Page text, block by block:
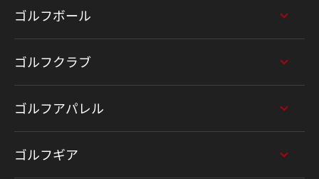
ゴルフボール
ゴルフクラブ
ゴルフアパレル
ゴルフギア